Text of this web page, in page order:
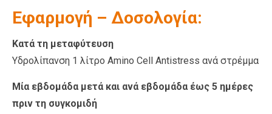
Εφαρμογή – Δοσολογία:
Κατά τη μεταφύτευση
Υδρολίπανση 1 λίτρο Amino Cell Antistress ανά στρέμμα
Μία εβδομάδα μετά και ανά εβδομάδα έως 5 ημέρες
πριν τη συγκομιδή